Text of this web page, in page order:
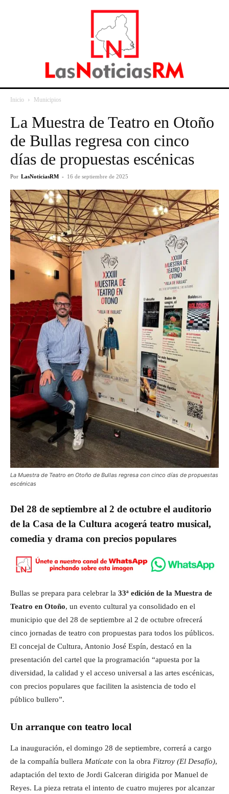
Inicio Municipios
La Muestra de Teatro en Otoño
de Bullas regresa con cinco
días de propuestas escénicas
Por LasNoticiasRM - 16 de septiembre de 2025
La Muestra de Teatro en Otoño de Bullas regresa con cinco días de propuestas
escénicas
Del 28 de septiembre al 2 de octubre el auditorio
de la Casa de la Cultura acogerá teatro musical,
comedia y drama con precios populares
Bullas se prepara para celebrar la 33ª edición de la Muestra de
Teatro en Otoño, un evento cultural ya consolidado en el
municipio que del 28 de septiembre al 2 de octubre ofrecerá
cinco jornadas de teatro con propuestas para todos los públicos.
El concejal de Cultura, Antonio José Espín, destacó en la
presentación del cartel que la programación “apuesta por la
diversidad, la calidad y el acceso universal a las artes escénicas,
con precios populares que faciliten la asistencia de todo el
público bullero”.
Un arranque con teatro local
La inauguración, el domingo 28 de septiembre, correrá a cargo
de la compañía bullera Matícate con la obra Fitzroy (El Desafío),
adaptación del texto de Jordi Galceran dirigida por Manuel de
Reyes. La pieza retrata el intento de cuatro mujeres por alcanzar